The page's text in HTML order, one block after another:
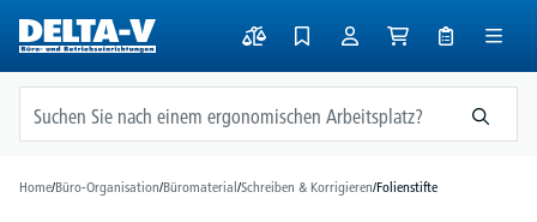
springen
Home/Büro-Organisation/Büromaterial/Schreiben & Korrigieren/Folienstifte